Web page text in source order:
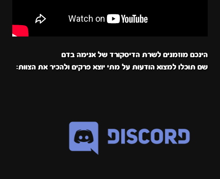
הינכם מוזמנים לשרת הדיסקורד של אנימה בדם
שם תוכלו למצוא הודעות על מתי יוצא פרקים ולהכיר את הצוות: